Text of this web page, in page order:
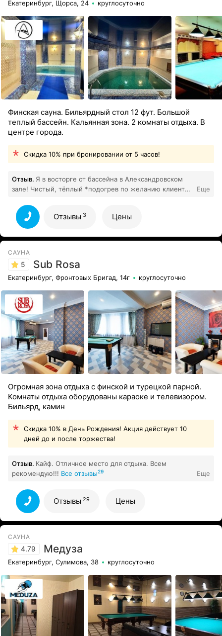
Екатеринбург, Щорса, 24 круглосуточно
Финская сауна. Бильярдный стол 12 фут. Большой
теплый бассейн. Кальянная зона. 2 комнаты отдыха. В
центре города.
Скидка 10% при бронировании от 5 часов!
Отзыв. Я в восторге от бассейна в Александровском
зале! Чистый, тёплый *подогрев по желанию клиента),
отдыха и огромный зал с обеденной зоной
Еще
Отзывы 3 Цены
САУНА
5 Sub Rosa
Екатеринбург, Фронтовых Бригад, 14г круглосуточно
Огромная зона отдыха с финской и турецкой парной.
Комнаты отдыха оборудованы караоке и телевизором.
Бильярд, камин
Скидка 10% в День Рождения! Акция действует 10
дней до и после торжества!
Отзыв. Кайф. Отличное место для отдыха. Всем
рекомендую!!! Все отзывы29 Еще
Отзывы 29 Цены
САУНА
4.79 Медуза
Екатеринбург, Сулимова, 38 круглосуточно